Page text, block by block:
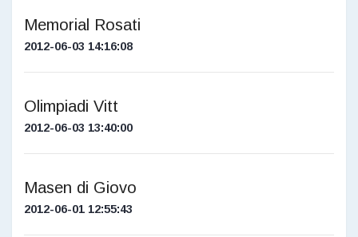
Memorial Rosati
2012-06-03 14:16:08
Olimpiadi Vitt
2012-06-03 13:40:00
Masen di Giovo
2012-06-01 12:55:43